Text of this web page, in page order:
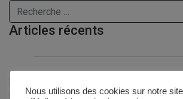
Rechercher
Articles récents
Bienvenue sur le site Internet de la
!
Nous utilisons des cookies sur notre